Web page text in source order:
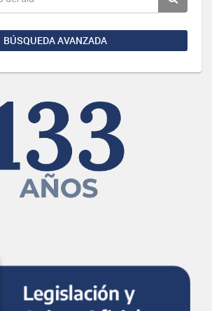
BÚSQUEDA AVANZADA